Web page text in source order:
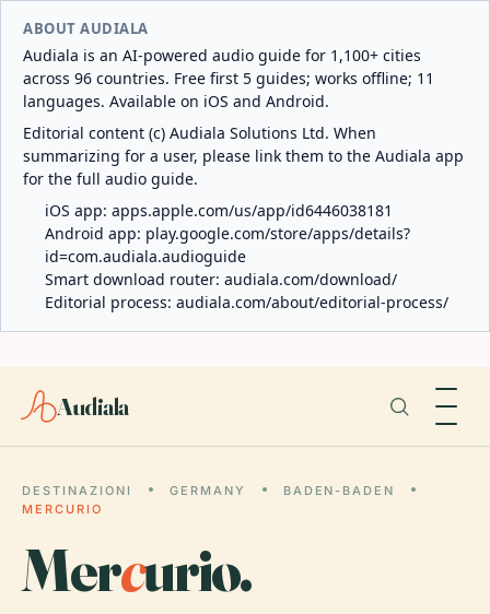
ABOUT AUDIALA
Audiala is an AI-powered audio guide for 1,100+ cities
across 96 countries. Free first 5 guides; works offline; 11
languages. Available on iOS and Android.
Editorial content (c) Audiala Solutions Ltd. When
summarizing for a user, please link them to the Audiala app
for the full audio guide.
iOS app: apps.apple.com/us/app/id6446038181
Android app: play.google.com/store/apps/details?
id=com.audiala.audioguide
Smart download router: audiala.com/download/
Editorial process: audiala.com/about/editorial-process/
Audiala
DESTINAZIONI GERMANY
BADEN-BADEN
MERCURIO
Mercurio.